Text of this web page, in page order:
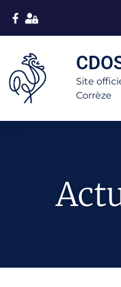
Site
Corrèze